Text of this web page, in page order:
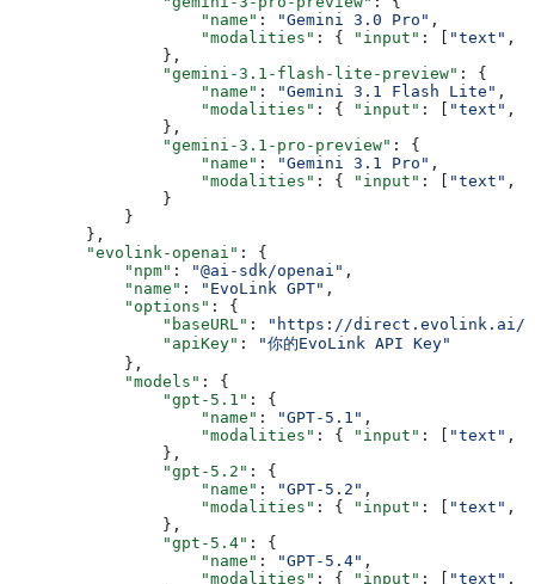
                    "name"
: "Gemini 3.0 Pro" ,
                    "modalities"
: { "input" : [ "text" ,
                },
                "gemini-3.1-flash-lite-preview"
: {
                    "name"
: "Gemini 3.1 Flash Lite" ,
                    "modalities"
: { "input" : [ "text" ,
                },
                "gemini-3.1-pro-preview"
: {
                    "name"
: "Gemini 3.1 Pro" ,
                    "modalities"
: { "input" : [ "text" ,
                }
            }
        },
        "evolink-openai"
: {
            "npm"
: "@ai-sdk/openai" ,
            "name"
: "EvoLink GPT" ,
            "options"
: {
                "baseURL"
:
"https://direct.evolink.ai/
                "apiKey"
:
"你的EvoLink API Key"
            },
            "models"
: {
                "gpt-5.1"
: {
                    "name"
: "GPT-5.1" ,
                    "modalities"
: { "input" : [ "text" ,
                },
                "gpt-5.2"
: {
                    "name"
: "GPT-5.2" ,
                    "modalities"
: { "input" : [ "text" ,
                },
                "gpt-5.4"
: {
                    "name"
: "GPT-5.4" ,
                    "modalities"
: { "input" : [ "text" ,